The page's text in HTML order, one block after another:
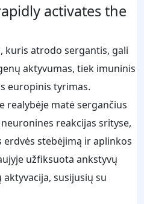
activates the
kuris atrodo sergantis, gali
aktyvumas, tiek imuninis
europinis tyrimas.
realybėje matė sergančius
reakcijas srityse,
stebėjimą ir aplinkos
užfiksuota ankstyvų
susijusių su